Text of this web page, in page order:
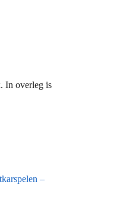
In overleg is
–